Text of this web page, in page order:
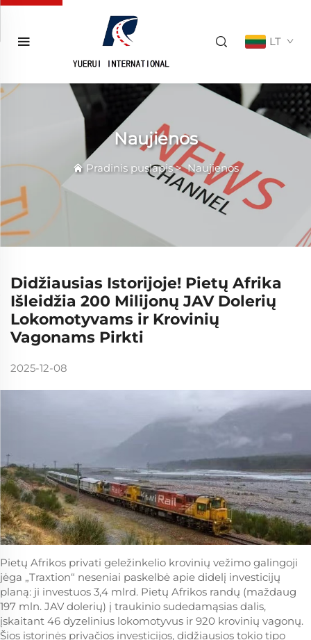
LT
Naujienos
Pradinis puslapis>Naujienos
Didžiausias Istorijoje! Pietų Afrika
Išleidžia 200 Milijonų JAV Dolerių
Lokomotyvams ir Krovinių
Vagonams Pirkti
2025-12-08
Pietų Afrikos privati geležinkelio krovinių vežimo galingoji
jėga „Traxtion“ neseniai paskelbė apie didelį investicijų
planą: ji investuos 3,4 mlrd. Pietų Afrikos randų (maždaug
197 mln. JAV dolerių) į traukinio sudedamąsias dalis,
įskaitant 46 dyzelinius lokomotyvus ir 920 krovinių vagonų.
Šios istorinės privačios investicijos, didžiausios tokio tipo